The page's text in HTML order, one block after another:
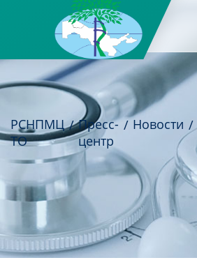
РСНПМЦ
ТО
Пресс-
центр
Новости